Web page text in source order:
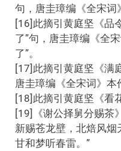
句，唐圭璋编《全宋词
[16]此摘引黄庭坚《品
了”句，唐圭璋编《全
了”。
[17]此摘引黄庭坚《满
唐圭璋编《全宋词》本
[18]此摘引黄庭坚《看
[19]《谢公择舅分赐茶
新赐苍龙壁，北焙风
甘和梦听春雷。”